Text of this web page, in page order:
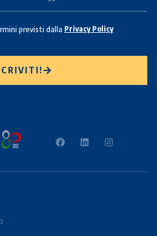
previsti dalla Privacy Policy